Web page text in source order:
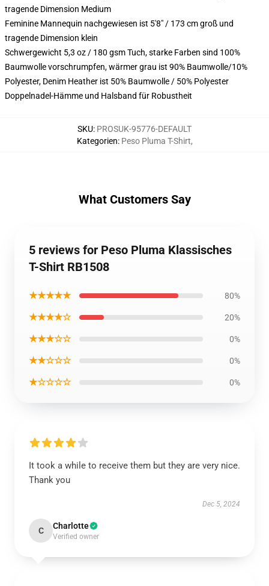
tragende Dimension Medium
Feminine Mannequin nachgewiesen ist 5'8" / 173 cm groß und
tragende Dimension klein
Schwergewicht 5,3 oz / 180 gsm Tuch, starke Farben sind 100%
Baumwolle vorschrumpfen, wärmer grau ist 90% Baumwolle/10%
Polyester, Denim Heather ist 50% Baumwolle / 50% Polyester
Doppelnadel-Hämme und Halsband für Robustheit
SKU: PROSUK-95776-DEFAULT
Kategorien: Peso Pluma T-Shirt,
What Customers Say
5 reviews for Peso Pluma Klassisches
T-Shirt RB1508
★★★★★ 80%
★★★★☆ 20%
★★★☆☆ 0%
★★☆☆☆ 0%
★☆☆☆☆ 0%
It took a while to receive them but they are very nice.
Thank you
Dec 5, 2024
C Charlotte
Verified owner